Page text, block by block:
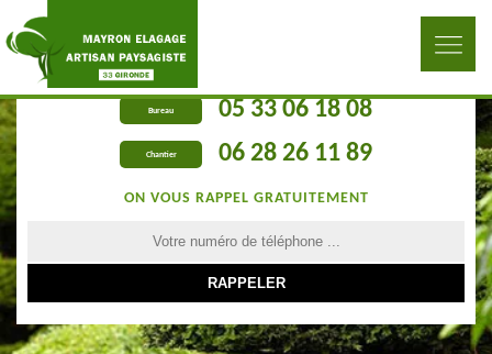
Bureau 05 33 06 18 08
Chantier 06 28 26 11 89
ON VOUS RAPPEL GRATUITEMENT